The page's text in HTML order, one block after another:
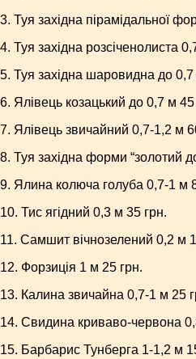
3. Туя західна пірамідальної
4. Туя західна розсіченолиста
5. Туя західна шаровидна до 0,7
6. Ялівець козацький до 0,7 м 45
7. Ялівець звичайний 0,7-1,2 м
8. Туя західна форми “золотий
9. Ялина колюча голуба 0,7-1 м
10. Тис ягідний 0,3 м 35 грн.
11. Самшит вічнозелений 0,2 м
12. Форзиція 1 м 25 грн.
13. Калина звичайна 0,7-1 м 25
14. Свидина криваво-червона
15. Барбарис Тунберга 1-1,2 м